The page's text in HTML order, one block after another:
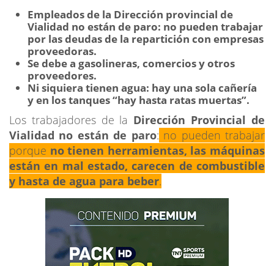
Empleados de la Dirección provincial de
Vialidad no están de paro: no pueden trabajar
por las deudas de la repartición con empresas
proveedoras.
Se debe a gasolineras, comercios y otros
proveedores.
Ni siquiera tienen agua: hay una sola cañería
y en los tanques “hay hasta ratas muertas”.
Los trabajadores de la Dirección Provincial de
Vialidad no están de paro: no pueden trabajar
porque no tienen herramientas, las máquinas
están en mal estado, carecen de combustible
y hasta de agua para beber.